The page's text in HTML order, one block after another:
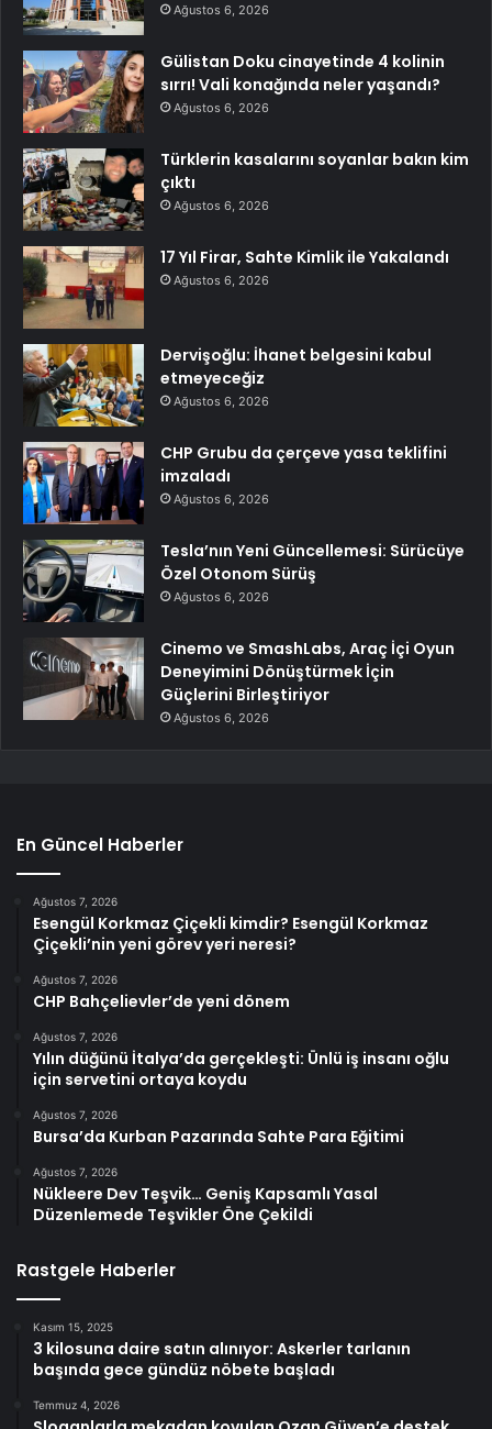
Ağustos 6, 2026
Gülistan Doku cinayetinde 4 kolinin
sırrı! Vali konağında neler yaşandı?
Ağustos 6, 2026
Türklerin kasalarını soyanlar bakın kim
çıktı
Ağustos 6, 2026
17 Yıl Firar, Sahte Kimlik ile Yakalandı
Ağustos 6, 2026
Dervişoğlu: İhanet belgesini kabul
etmeyeceğiz
Ağustos 6, 2026
CHP Grubu da çerçeve yasa teklifini
imzaladı
Ağustos 6, 2026
Tesla’nın Yeni Güncellemesi: Sürücüye
Özel Otonom Sürüş
Ağustos 6, 2026
Cinemo ve SmashLabs, Araç İçi Oyun
Deneyimini Dönüştürmek İçin
Güçlerini Birleştiriyor
Ağustos 6, 2026
En Güncel Haberler
Ağustos 7, 2026
Esengül Korkmaz Çiçekli kimdir? Esengül Korkmaz
Çiçekli’nin yeni görev yeri neresi?
Ağustos 7, 2026
CHP Bahçelievler’de yeni dönem
Ağustos 7, 2026
Yılın düğünü İtalya’da gerçekleşti: Ünlü iş insanı oğlu
için servetini ortaya koydu
Ağustos 7, 2026
Bursa’da Kurban Pazarında Sahte Para Eğitimi
Ağustos 7, 2026
Nükleere Dev Teşvik… Geniş Kapsamlı Yasal
Düzenlemede Teşvikler Öne Çekildi
Rastgele Haberler
Kasım 15, 2025
3 kilosuna daire satın alınıyor: Askerler tarlanın
başında gece gündüz nöbete başladı
Temmuz 4, 2026